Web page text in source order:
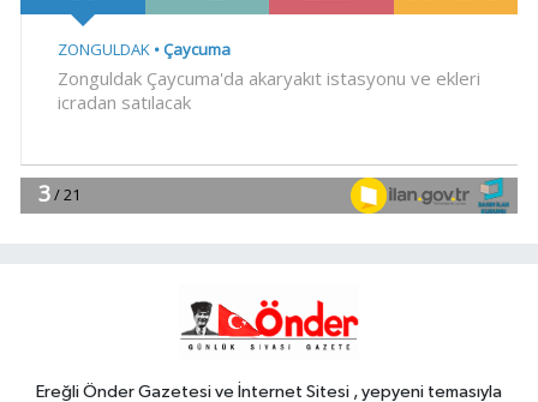
23:34CHP İstanbul'da yeni
21:59
HAYATINI KAYBETTİ
Ereğli Önder Gazetesi ve İnternet Sitesi , yepyeni temasıyla